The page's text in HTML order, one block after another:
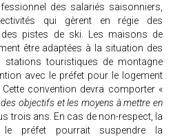
des salariés saisonniers,
qui gèrent en régie des
pistes de ski. Les maisons de
être adaptées à la situation des
stations touristiques de montagne
avec le préfet pour le logement
convention devra comporter «
objectifs et les moyens à mettre en
trois ans. En cas de non-respect, la
préfet pourrait suspendre la